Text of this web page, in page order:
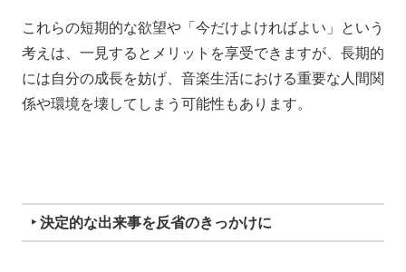
これらの短期的な欲望や「今だけよければよい」という
考えは、一見するとメリットを享受できますが、長期的
には自分の成長を妨げ、音楽生活における重要な人間関
係や環境を壊してしまう可能性もあります。
‣ 決定的な出来事を反省のきっかけに